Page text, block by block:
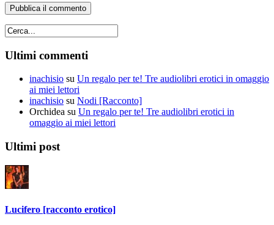
Ultimi commenti
inachisio su Un regalo per te! Tre audiolibri erotici in omaggio
ai miei lettori
inachisio su Nodi [Racconto]
Orchidea su Un regalo per te! Tre audiolibri erotici in
omaggio ai miei lettori
Ultimi post
Lucifero [racconto erotico]